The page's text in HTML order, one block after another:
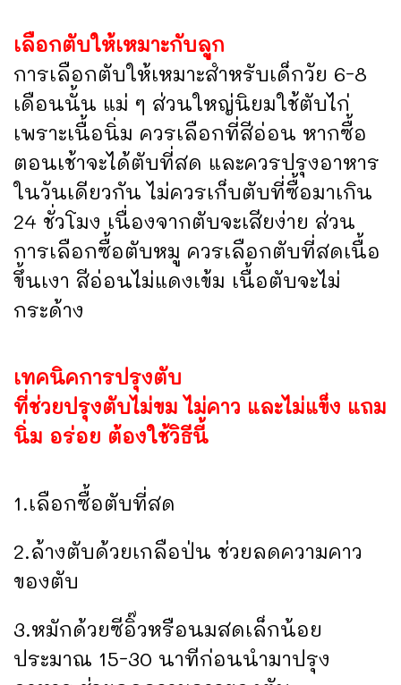
เลือกตับให้เหมาะกับลูก
การเลือกตับให้เหมาะสำหรับเด็กวัย 6-8
เดือนนั้น แม่ ๆ ส่วนใหญ่นิยมใช้ตับไก่
เพราะเนื้อนิ่ม ควรเลือกที่สีอ่อน หากซื้อ
ตอนเช้าจะได้ตับที่สด และควรปรุงอาหาร
ในวันเดียวกัน ไม่ควรเก็บตับที่ซื้อมาเกิน
24 ชั่วโมง เนื่องจากตับจะเสียง่าย ส่วน
การเลือกซื้อตับหมู ควรเลือกตับที่สดเนื้อ
ขึ้นเงา สีอ่อนไม่แดงเข้ม เนื้อตับจะไม่
กระด้าง
เทคนิคการปรุงตับ
ที่ช่วยปรุงตับไม่ขม ไม่คาว และไม่แข็ง แถม
นิ่ม อร่อย ต้องใช้วิธีนี้
1.เลือกซื้อตับที่สด
2.ล้างตับด้วยเกลือป่น ช่วยลดความคาว
ของตับ
3.หมักด้วยซีอิ๊วหรือนมสดเล็กน้อย
ประมาณ 15-30 นาทีก่อนนำมาปรุง